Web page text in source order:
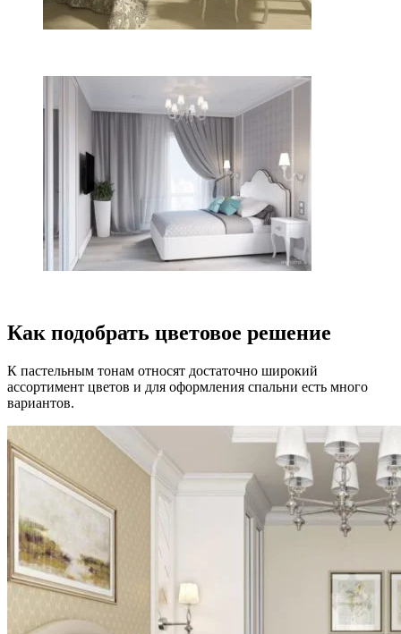
Как подобрать цветовое решение
К пастельным тонам относят достаточно широкий
ассортимент цветов и для оформления спальни есть много
вариантов.